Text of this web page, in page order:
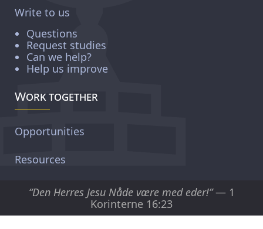
Write to us
Questions
Request studies
Can we help?
Help us improve
Work together
Opportunities
Resources
“Den Herres Jesu Nåde være med eder!”— 1
Korinterne 16:23